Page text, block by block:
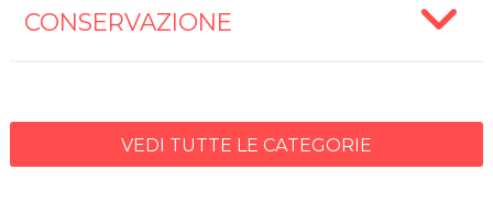
CONSERVAZIONE
VEDI TUTTE LE CATEGORIE